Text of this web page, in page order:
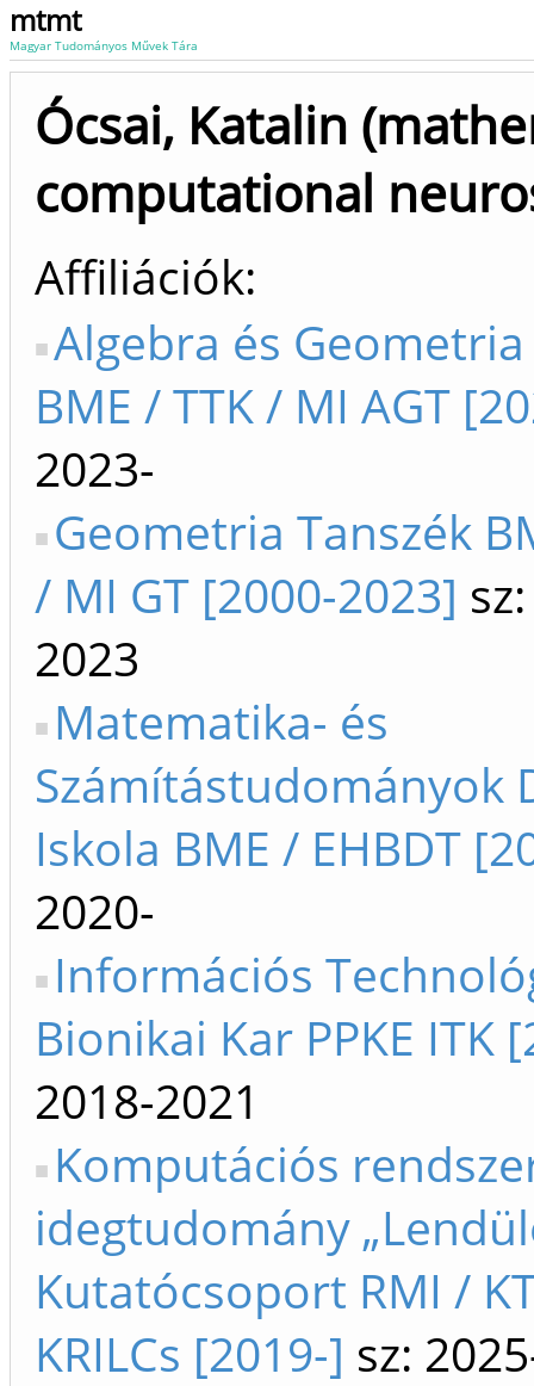
mtmt
Magyar Tudományos Művek Tára
Ócsai, Katalin
computational
Affiliációk
Algebra és
BME / TTK / MI AGT
2023-
Geometria Tanszék
/ MI GT [2000-2023]
2023
Matematika- és
Számítástudományok
Iskola BME / EHBDT
2020-
Információs
Bionikai Kar PPKE ITK
2018-2021
Komputációs
idegtudomány
Kutatócsoport RMI /
KRILCs [2019-] sz: